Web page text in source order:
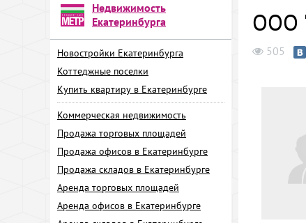
Недвижимость
Екатеринбурга
Новостройки Екатеринбурга
Коттеджные поселки
Купить квартиру в Екатеринбурге
Коммерческая недвижимость
Продажа торговых площадей
Продажа офисов в Екатеринбурге
Продажа складов в Екатеринбурге
Аренда торговых площадей
Аренда офисов в Екатеринбурге
ООО
505